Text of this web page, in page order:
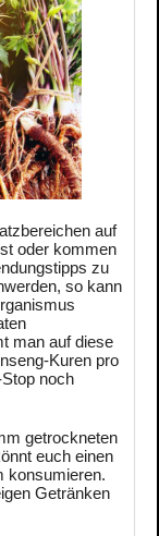
auf
oder kommen
zu
so kann
man auf diese
Kuren pro
noch
getrockneten
euch einen
konsumieren.
Getränken